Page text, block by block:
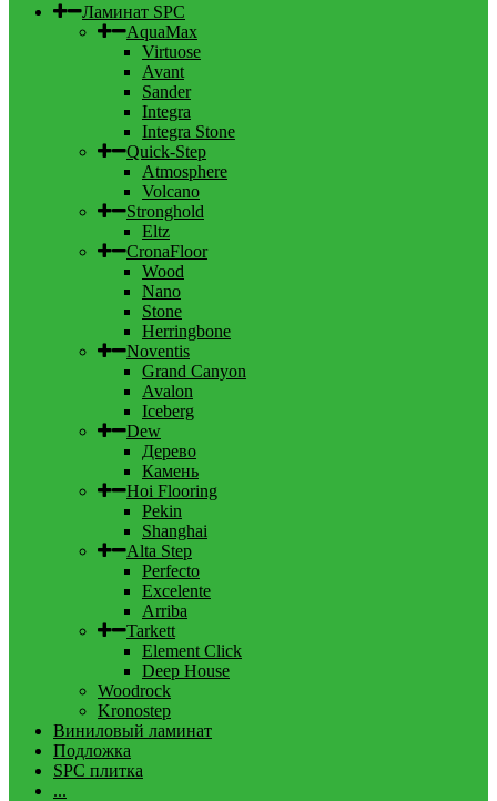
Ламинат SPC
AquaMax
Virtuose
Avant
Sander
Integra
Integra Stone
Quick-Step
Atmosphere
Volcano
Stronghold
Eltz
CronaFloor
Wood
Nano
Stone
Herringbone
Noventis
Grand Canyon
Avalon
Iceberg
Dew
Дерево
Камень
Hoi Flooring
Pekin
Shanghai
Alta Step
Perfecto
Excelente
Arriba
Tarkett
Element Click
Deep House
Woodrock
Kronostep
Виниловый ламинат
Подложка
SPC плитка
...